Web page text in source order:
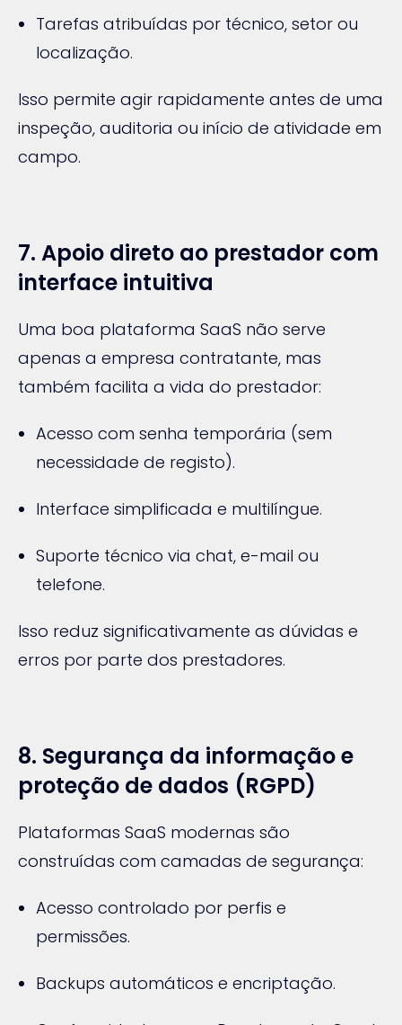
Tarefas atribuídas por técnico, setor ou
localização.
Isso permite agir rapidamente antes de uma
inspeção, auditoria ou início de atividade em
campo.
7. Apoio direto ao prestador com
interface intuitiva
Uma boa plataforma SaaS não serve
apenas a empresa contratante, mas
também facilita a vida do prestador:
Acesso com senha temporária (sem
necessidade de registo).
Interface simplificada e multilíngue.
Suporte técnico via chat, e-mail ou
telefone.
Isso reduz significativamente as dúvidas e
erros por parte dos prestadores.
8. Segurança da informação e
proteção de dados (RGPD)
Plataformas SaaS modernas são
construídas com camadas de segurança:
Acesso controlado por perfis e
permissões.
Backups automáticos e encriptação.